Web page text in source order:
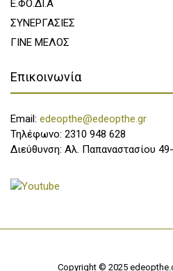
Ε.ΦΟ.ΔΙ.Α
ΣΥΝΕΡΓΑΣΙΕΣ
ΓΙΝΕ ΜΕΛΟΣ
Επικοινωνία
Email: edeopthe@edeopthe.gr
Τηλέφωνο: 2310 948 628
Διεύθυνση: Αλ. Παπαναστασίου
Copyright © 2025